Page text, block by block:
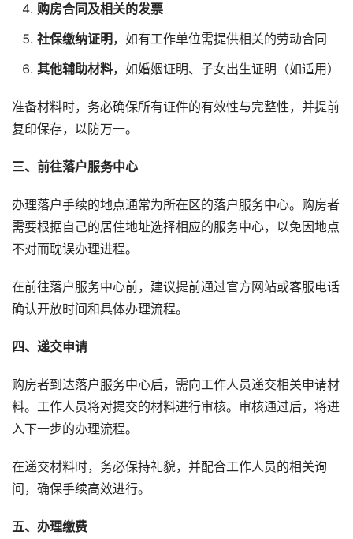
购房合同及相关的发票
社保缴纳证明 ，如有工作单位需提供相关的劳动合同
其他辅助材料，如婚姻证明、子女出生证明（如适用）
准备材料时，务必确保所有证件的有效性与完整性，并提前
复印保存，以防万一。
三、前往落户服务中心
办理落户手续的地点通常为所在区的落户服务中心。购房者
需要根据自己的居住地址选择相应的服务中心，以免因地点
不对而耽误办理进程。
在前往落户服务中心前，建议提前通过官方网站或客服电话
确认开放时间和具体办理流程。
四、递交申请
购房者到达落户服务中心后，需向工作人员递交相关申请材
料。工作人员将对提交的材料进行审核。审核通过后，将进
入下一步的办理流程。
在递交材料时，务必保持礼貌，并配合工作人员的相关询
问，确保手续高效进行。
五、办理缴费